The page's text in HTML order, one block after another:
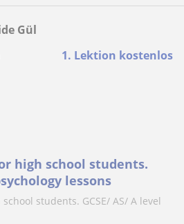
1. Lektion kostenlos
Gül
high school students.
lessons
students. GCSE/ AS/ A level